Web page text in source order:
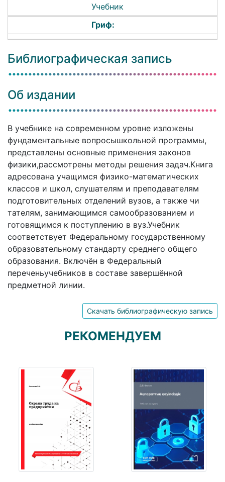
Учебник
Гриф:
Библиографическая запись
Об издании
В учебнике на современном уровне изложены
фундаментальные вопросышкольной программы,
представлены основные применения законов
физики,рассмотрены методы решения задач.Книга
адресована учащимся физико-математических
классов и школ, слушателям и преподавателям
подготовительных отделений вузов, а также чи
тателям, занимающимся самообразованием и
готовящимся к поступлению в вуз.Учебник
соответствует Федеральному государственному
образовательному стандарту среднего общего
образования. Включён в Федеральный
переченьучебников в составе завершённой
предметной линии.
Скачать библиографическую запись
РЕКОМЕНДУЕМ